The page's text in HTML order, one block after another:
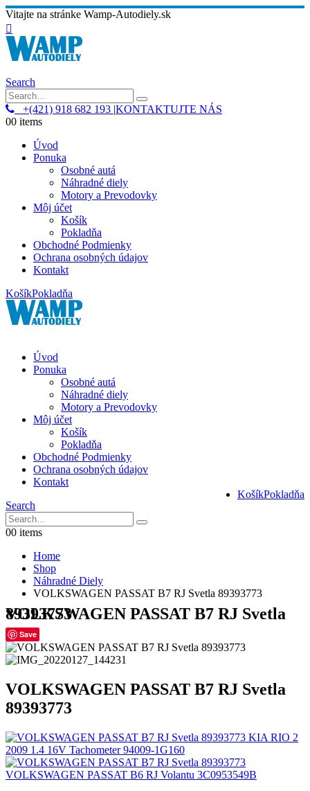
Vitajte na stránke Wamp-Autodiely.sk
Search
+(421) 918 682 193 |KONTAKTUJTE NÁS
00 items
Úvod
Ponuka
Osobné autá
Náhradné diely
Motory a Prevodovky
Môj účet
Košík
Pokladňa
Obchodné Podmienky
Ochrana osobných údajov
Kontakt
KošíkPokladňa
Úvod
Ponuka
Osobné autá
Náhradné diely
Motory a Prevodovky
Môj účet
Košík
Pokladňa
Obchodné Podmienky
Ochrana osobných údajov
Kontakt
KošíkPokladňa
Search
00 items
Home
Shop
Náhradné Diely
VOLKSWAGEN PASSAT B7 RJ Svetla 89393773
VOLKSWAGEN PASSAT B7 RJ Svetla 89393773
Save
VOLKSWAGEN PASSAT B7 RJ Svetla
89393773
KIA RIO 2
2009 1.4 16V Tachometer 94009-1G160
VOLKSWAGEN PASSAT B6 RJ Volantu 3C0953549B